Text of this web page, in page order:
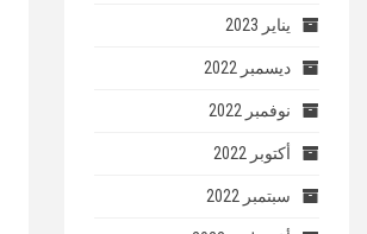
يناير 2023
ديسمبر 2022
نوفمبر 2022
أكتوبر 2022
سبتمبر 2022